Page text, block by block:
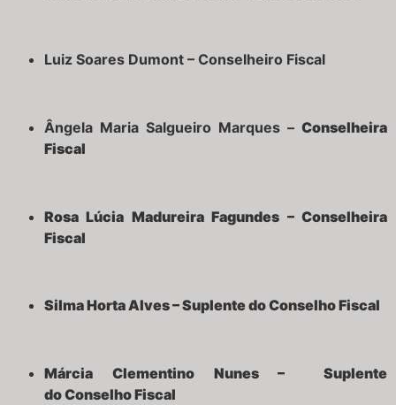
Luiz Soares Dumont – Conselheiro Fiscal
Ângela Maria Salgueiro Marques – Conselheira
Fiscal
Rosa Lúcia Madureira Fagundes – Conselheira
Fiscal
Silma Horta Alves – Suplente doConselho Fiscal
Márcia Clementino Nunes –
Suplente
doConselho Fiscal